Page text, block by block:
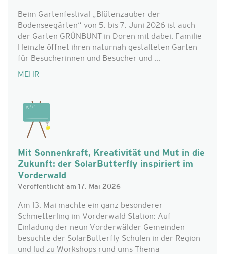
Beim Gartenfestival „Blütenzauber der
Bodenseegärten“ von 5. bis 7. Juni 2026 ist auch
der Garten GRÜNBUNT in Doren mit dabei. Familie
Heinzle öffnet ihren naturnah gestalteten Garten
für Besucherinnen und Besucher und ...
MEHR
Mit Sonnenkraft, Kreativität und Mut in die
Zukunft: der SolarButterfly inspiriert im
Vorderwald
Veröffentlicht am 17. Mai 2026
Am 13. Mai machte ein ganz besonderer
Schmetterling im Vorderwald Station: Auf
Einladung der neun Vorderwälder Gemeinden
besuchte der SolarButterfly Schulen in der Region
und lud zu Workshops rund ums Thema